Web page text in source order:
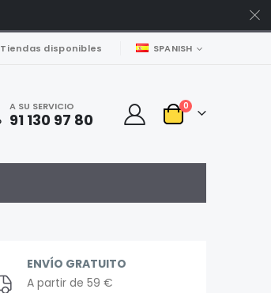
Tiendas disponibles LENGUAJE
SPANISH
A SU SERVICIO
91 130 97 80 Carro
0artículos
ENVÍO GRATUITO
A partir de 59 €